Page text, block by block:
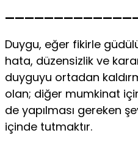
Duygu, eğer fikirle
hata, düzensizlik ve
duyguyu ortadan
olan; diğer mumkinat
de yapılması gereken
içinde tutmaktır.